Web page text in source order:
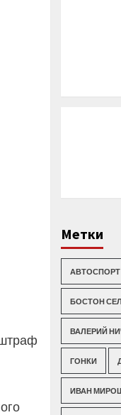
Метки
АВТОСПОРТ
БОСТОН
ВАЛЕРИЙ
ГОНКИ
ИВАН